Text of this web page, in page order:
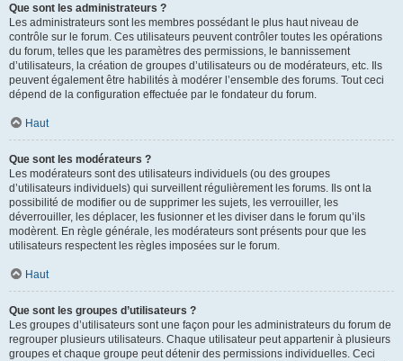
Que sont les administrateurs ?
Les administrateurs sont les membres possédant le plus haut niveau de
contrôle sur le forum. Ces utilisateurs peuvent contrôler toutes les opérations
du forum, telles que les paramètres des permissions, le bannissement
d’utilisateurs, la création de groupes d’utilisateurs ou de modérateurs, etc. Ils
peuvent également être habilités à modérer l’ensemble des forums. Tout ceci
dépend de la configuration effectuée par le fondateur du forum.
Haut
Que sont les modérateurs ?
Les modérateurs sont des utilisateurs individuels (ou des groupes
d’utilisateurs individuels) qui surveillent régulièrement les forums. Ils ont la
possibilité de modifier ou de supprimer les sujets, les verrouiller, les
déverrouiller, les déplacer, les fusionner et les diviser dans le forum qu’ils
modèrent. En règle générale, les modérateurs sont présents pour que les
utilisateurs respectent les règles imposées sur le forum.
Haut
Que sont les groupes d’utilisateurs ?
Les groupes d’utilisateurs sont une façon pour les administrateurs du forum de
regrouper plusieurs utilisateurs. Chaque utilisateur peut appartenir à plusieurs
groupes et chaque groupe peut détenir des permissions individuelles. Ceci